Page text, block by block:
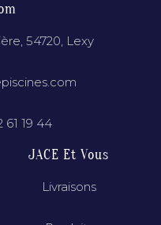
54720, Lexy
61 19 44
JACE Et Vous
Livraisons